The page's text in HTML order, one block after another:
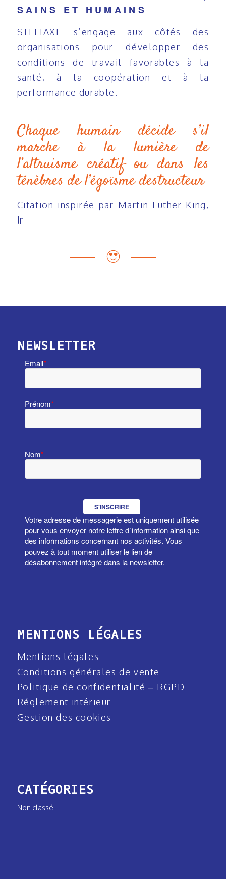
SAINS ET HUMAINS
STELIAXE s’engage aux côtés des
organisations pour développer des
conditions de travail favorables à la
santé, à la coopération et à la
performance durable.
Chaque humain décide s’il
marche à la lumière de
l’altruisme créatif ou dans les
ténèbres de l’égoïsme destructeur
Citation inspirée par Martin Luther King,
Jr
NEWSLETTER
Email*
Prénom*
Nom*
S'INSCRIRE
Votre adresse de messagerie est uniquement utilisée
pour vous envoyer notre lettre d`information ainsi que
des informations concernant nos activités. Vous
pouvez à tout moment utiliser le lien de
désabonnement intégré dans la newsletter.
MENTIONS LÉGALES
Mentions légales
Conditions générales de vente
Politique de confidentialité – RGPD
Réglement intérieur
Gestion des cookies
CATÉGORIES
Non classé